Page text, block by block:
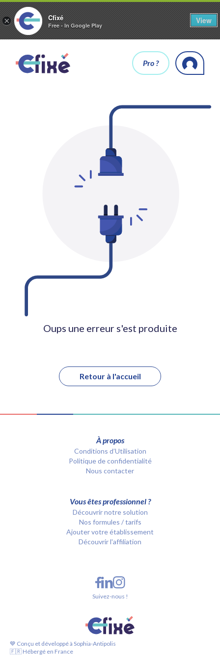
× Cfixé
Free - In Google Play
View
Pro ?
Oups une erreur s'est produite
Retour à l'accueil
À propos
Conditions d’Utilisation
Politique de confidentialité
Nous contacter
Vous êtes professionnel ?
Découvrir notre solution
Nos formules / tarifs
Ajouter votre établissement
Découvrir l'affiliation
💙 Conçu et développé à Sophia-Antipolis
🇫🇷 Hébergé en France
Suivez-nous !